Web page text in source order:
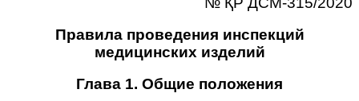
Правила проведения инспекций
медицинских изделий
Глава 1. Общие положения